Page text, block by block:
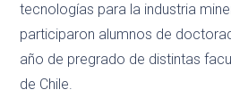
tecnologías para la industria
participaron alumnos de
año de pregrado de distintas
de Chile.